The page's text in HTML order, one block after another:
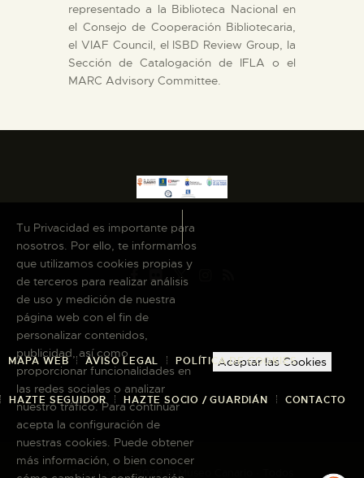
representado a la Biblioteca Nacional en
el Consejo de Cooperación Bibliotecaria,
el VIAF Council, el ISBD Review Group, la
Sección de Catalogación de IFLA o el
MARC Advisory Committee.
MAPA WEB AVISO LEGAL POLÍTICA DE COOKIES
HAZTE SEGUIDOR HAZTE SOCIO / GUARDIÁN CONTACTO
Copyright © 2026 El Museo Canario · Todos
Tu Privacidad es importante para
nosotros. Por ello, te informamos
que utilizamos cookies propias y
de terceros para realizar análisis
de uso y medición de nuestra
página web con el fin de
personalizar contenidos,
publicidad, así como
proporcionar funcionalidades en
las redes sociales o analizar
nuestro tráfico. Para continuar
acepta la configuración de
nuestras cookies. Puede obtener
más información, o bien conocer
Aceptar las Cookies